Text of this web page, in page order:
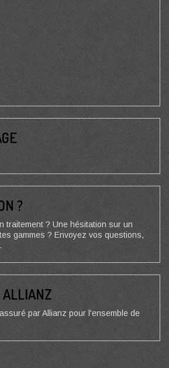
?
traitement ? Une hésitation sur un
gammes ? Envoyez vos questions,
ALLIANZ
par Allianz pour l'ensemble de